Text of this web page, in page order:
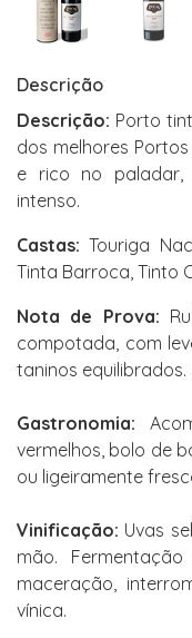
Descrição
Descrição: Porto
dos melhores
e rico no paladar,
intenso.
Castas:Touriga
Tinta Barroca, Tinto
Nota de Prova:
compotada, com
taninos
Gastronomia:
vermelhos, bolo de
ou ligeiramente
Vinificação: Uvas
mão.
maceração,
vínica.